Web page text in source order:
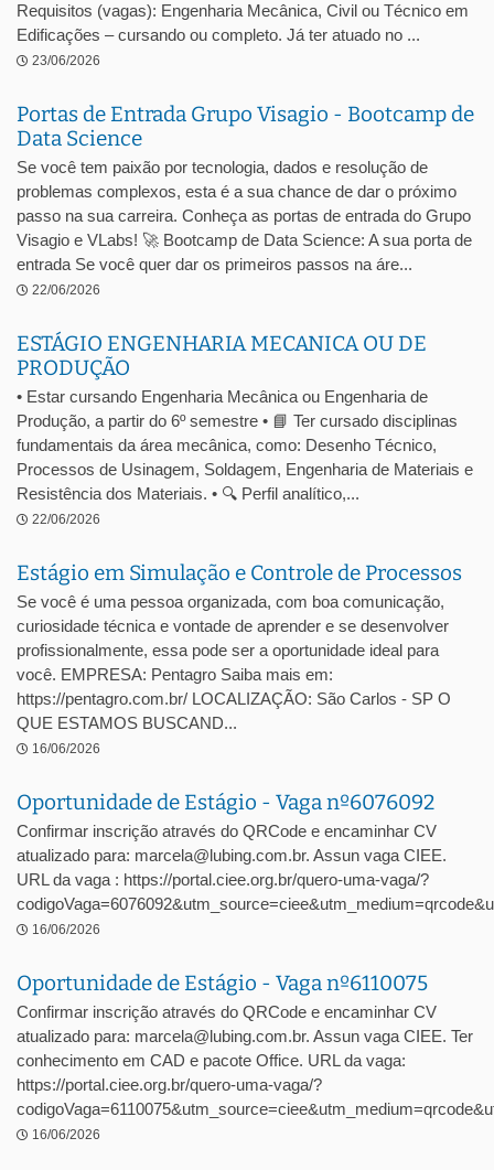
Requisitos (vagas): Engenharia Mecânica, Civil ou Técnico em
Edificações – cursando ou completo. Já ter atuado no ...
23/06/2026
Portas de Entrada Grupo Visagio - Bootcamp de
Data Science
Se você tem paixão por tecnologia, dados e resolução de
problemas complexos, esta é a sua chance de dar o próximo
passo na sua carreira. Conheça as portas de entrada do Grupo
Visagio e VLabs! 🚀 Bootcamp de Data Science: A sua porta de
entrada Se você quer dar os primeiros passos na áre...
22/06/2026
ESTÁGIO ENGENHARIA MECANICA OU DE
PRODUÇÃO
• Estar cursando Engenharia Mecânica ou Engenharia de
Produção, a partir do 6º semestre • 📘 Ter cursado disciplinas
fundamentais da área mecânica, como: Desenho Técnico,
Processos de Usinagem, Soldagem, Engenharia de Materiais e
Resistência dos Materiais. • 🔍 Perfil analítico,...
22/06/2026
Estágio em Simulação e Controle de Processos
Se você é uma pessoa organizada, com boa comunicação,
curiosidade técnica e vontade de aprender e se desenvolver
profissionalmente, essa pode ser a oportunidade ideal para
você. EMPRESA: Pentagro Saiba mais em:
https://pentagro.com.br/ LOCALIZAÇÃO: São Carlos - SP O
QUE ESTAMOS BUSCAND...
16/06/2026
Oportunidade de Estágio - Vaga nº6076092
Confirmar inscrição através do QRCode e encaminhar CV
atualizado para: marcela@lubing.com.br. Assun vaga CIEE.
URL da vaga : https://portal.ciee.org.br/quero-uma-vaga/?
16/06/2026
Oportunidade de Estágio - Vaga nº6110075
Confirmar inscrição através do QRCode e encaminhar CV
atualizado para: marcela@lubing.com.br. Assun vaga CIEE. Ter
conhecimento em CAD e pacote Office. URL da vaga:
https://portal.ciee.org.br/quero-uma-vaga/?
16/06/2026